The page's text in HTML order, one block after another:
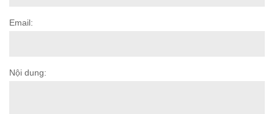
Email:
Nội dung: